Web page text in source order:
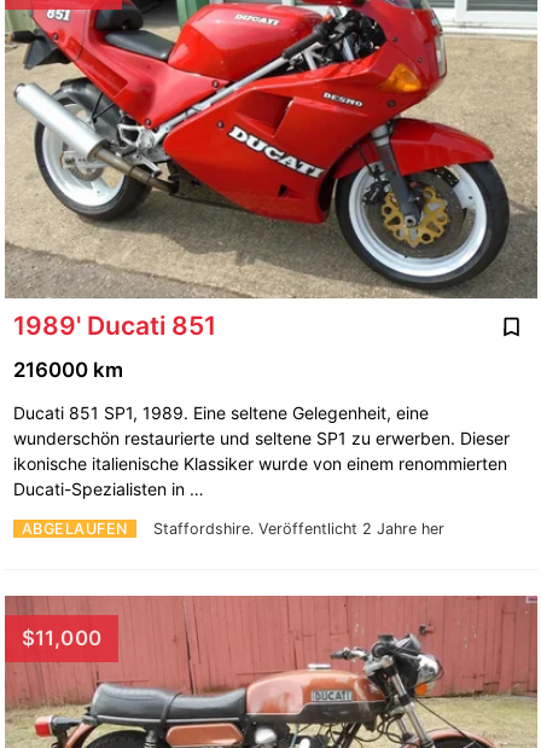
1989' Ducati 851
ABGELAUFEN Staffordshire. Veröffentlicht 2 Jahre her
216000 km
Ducati 851 SP1, 1989. Eine seltene Gelegenheit, eine
wunderschön restaurierte und seltene SP1 zu erwerben. Dieser
ikonische italienische Klassiker wurde von einem renommierten
Ducati-Spezialisten in …
$11,000